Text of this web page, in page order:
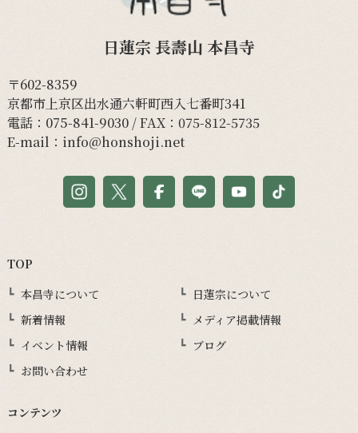
日蓮宗 長壽山 本昌寺
〒602-8359
京都市上京区出水通六軒町西入七番町341
電話： 075-841-9030/ FAX：075-812-5735
E-mail： info@honshoji.net
TOP
本昌寺について
日蓮宗について
新着情報
メディア掲載情報
イベント情報
ブログ
お問い合わせ
コンテンツ